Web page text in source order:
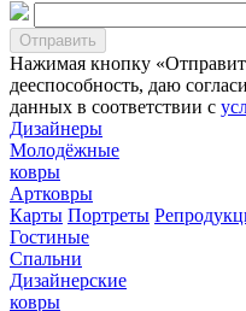
Нажимая кнопку
дееспособность, даю
данных в соответствии с
Дизайнеры
Молодёжные
ковры
Артковры
Карты Портреты
Гостиные
Спальни
Дизайнерские
ковры